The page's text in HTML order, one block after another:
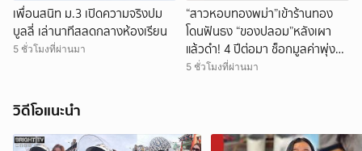
เพื่อนสนิท ม.3 เปิดความจริงปม
บูลลี่ เล่านาทีสลดกลางห้องเรียน
5 ชั่วโมงที่ผ่านมา
“สาวหอบทองพม่า”เข้าร้านทอง
โดนฟันธง “ของปลอม”หลังเผา
แล้วดำ! 4 ปีต่อมา ช็อกมูลค่าพุ่ง
มหาศาล!
5 ชั่วโมงที่ผ่านมา
วิดีโอแนะนำ